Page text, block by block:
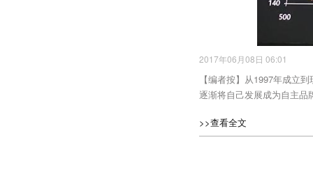
2017年06月08日 06:01
【编者按】从1997年成立
逐渐将自己发展成为自主品
>>查看全文